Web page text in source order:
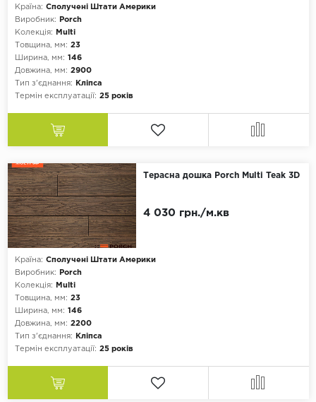
Країна: Сполучені Штати Америки
Виробник:
Porch
Колекція:
Multi
Товщина, мм: 23
Ширина, мм: 146
Довжина, мм: 2900
Тип з'єднання:
Кліпса
Термін експлуатації: 25 років
Терасна дошка Porch Multi Teak 3D
Країна: Сполучені Штати Америки
Виробник:
Porch
Колекція:
Multi
Товщина, мм: 23
Ширина, мм: 146
Довжина, мм: 2200
Тип з'єднання:
Кліпса
Термін експлуатації: 25 років
4 030 грн./м.кв